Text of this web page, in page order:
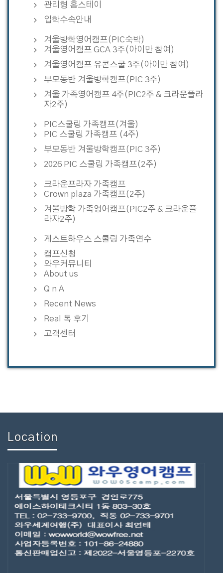
관리형 홈스테이
입학수속안내
겨울방학영어캠프(PIC숙박)
겨울영어캠프 GCA 3주(아이만 참여)
겨울영어캠프 유콘스쿨 3주(아이만 참여)
부모동반 겨울방학캠프(PIC 3주)
겨울 가족영어캠프 4주(PIC2주 & 크라운플라
자2주)
PIC스쿨링 가족캠프(겨울)
PIC 스쿨링 가족캠프 (4주)
부모동반 겨울방학캠프(PIC 3주)
2026 PIC 스쿨링 가족캠프(2주)
크라운프라자 가족캠프
Crown plaza 가족캠프(2주)
겨울방학 가족영어캠프(PIC2주 & 크라운플
라자2주)
게스트하우스 스쿨링 가족연수
캠프신청
와우커뮤니티
About us
Q n A
Recent News
Real 톡 후기
고객센터
Location